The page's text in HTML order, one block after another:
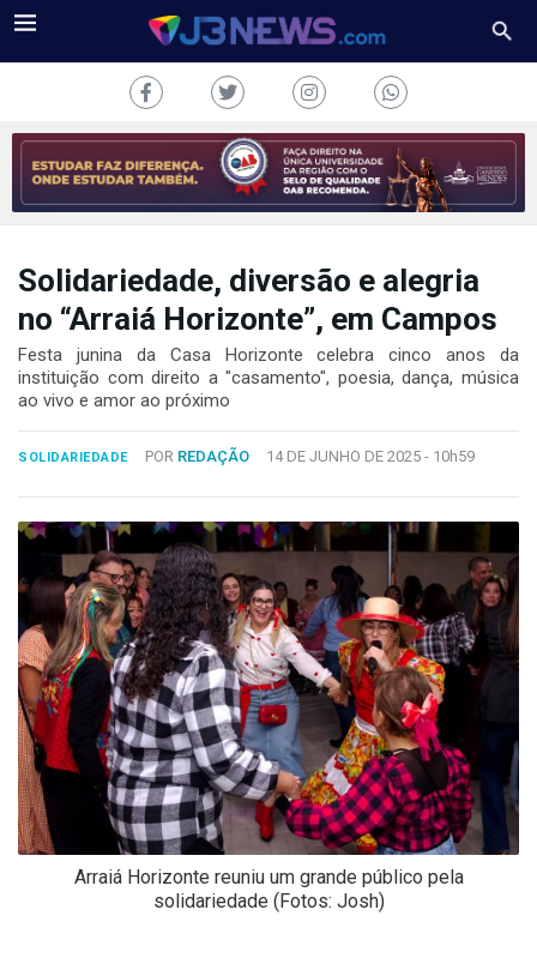
J3NEWS
TV
COLUNAS
FALE
CONOSCO
Copyright
2024
Desenvolvido
por
Hesea
Tecnologia
Sistemas
Solidariedade, diversão e alegria
no “Arraiá Horizonte”, em Campos
Festa junina da Casa Horizonte celebra cinco anos da
instituição com direito a "casamento", poesia, dança, música
ao vivo e amor ao próximo
SOLIDARIEDADE POR REDAÇÃO 14 DE JUNHO DE 2025 - 10h59
Arraiá Horizonte reuniu um grande público pela
solidariedade (Fotos: Josh)